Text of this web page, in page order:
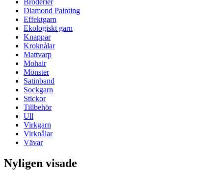
Diamond Painting
Effektgarn
Ekologiskt garn
Knappar
Kroknålar
Mattvarp
Mohair
Mönster
Satinband
Sockgarn
Stickor
Tillbehör
Ull
Virkgarn
Virknålar
Vävar
Nyligen visade